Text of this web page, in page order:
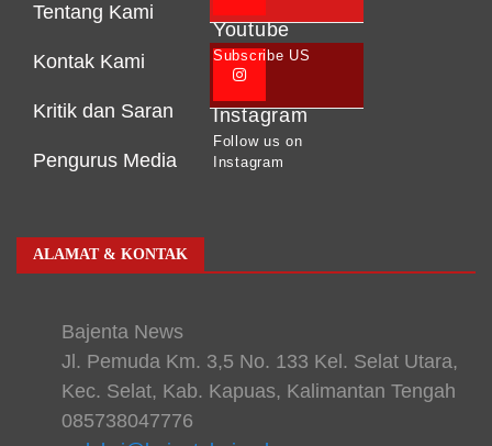
Tentang Kami
Kontak Kami
Kritik dan Saran
Pengurus Media
Youtube
Subscribe US
Instagram
Follow us on
Instagram
ALAMAT & KONTAK
Bajenta News
Jl. Pemuda Km. 3,5 No. 133 Kel. Selat Utara,
Kec. Selat, Kab. Kapuas, Kalimantan Tengah
085738047776